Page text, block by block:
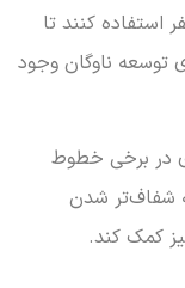
استفاده کنند تا
توسعه ناوگان وجود
در برخی خطوط
شفاف‌تر شدن
کمک کند.